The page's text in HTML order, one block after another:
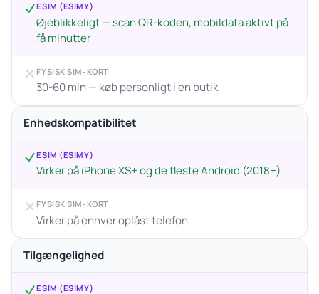
ESIM (ESIMY)
Øjeblikkeligt — scan QR-koden, mobildata aktivt på
få minutter
FYSISK SIM-KORT
30-60 min — køb personligt i en butik
Enhedskompatibilitet
ESIM (ESIMY)
Virker på iPhone XS+ og de fleste Android (2018+)
FYSISK SIM-KORT
Virker på enhver oplåst telefon
Tilgængelighed
ESIM (ESIMY)